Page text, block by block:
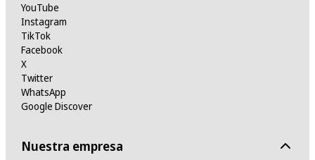
YouTube
Instagram
TikTok
Facebook
X
Twitter
WhatsApp
Google Discover
Nuestra empresa